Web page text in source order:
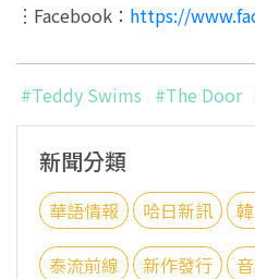
︙Facebook： https://
#Teddy Swims #The Door
新聞分類
華語情報 哈日新訊
泰流前線 新作發行